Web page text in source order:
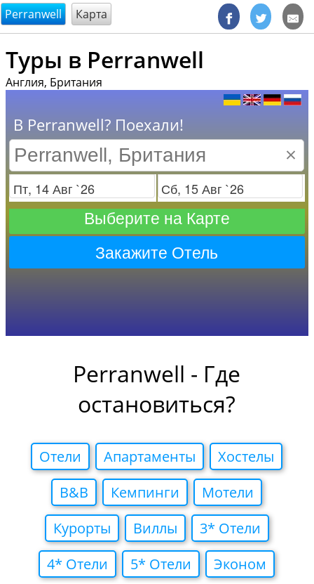
@endsectiom
Perranwell Карта
Туры в Perranwell
Англия, Британия
В Perranwell? Поехали!
×
Заезд Отъезд
Выберите на Карте
Закажите Отель
Perranwell - Где
остановиться?
Отели Апартаменты
Хостелы
B&B
Кемпинги
Мотели
Курорты
Виллы
3* Отели
4* Отели
5* Отели Эконом